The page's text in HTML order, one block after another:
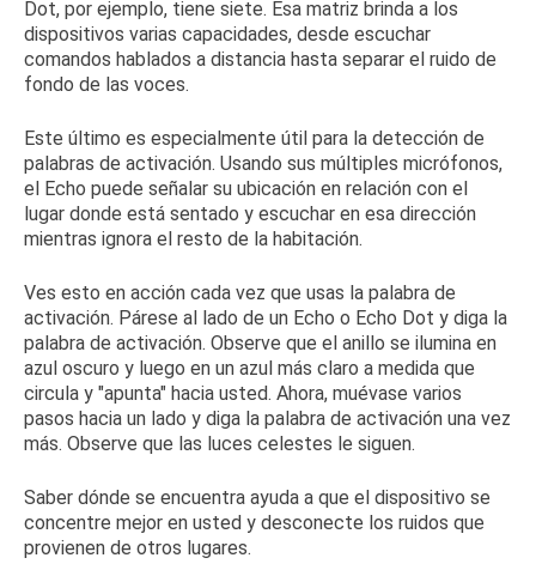
Dot, por ejemplo, tiene siete. Esa matriz brinda a los
dispositivos varias capacidades, desde escuchar
comandos hablados a distancia hasta separar el ruido de
fondo de las voces.
Este último es especialmente útil para la detección de
palabras de activación. Usando sus múltiples micrófonos,
el Echo puede señalar su ubicación en relación con el
lugar donde está sentado y escuchar en esa dirección
mientras ignora el resto de la habitación.
Ves esto en acción cada vez que usas la palabra de
activación. Párese al lado de un Echo o Echo Dot y diga la
palabra de activación. Observe que el anillo se ilumina en
azul oscuro y luego en un azul más claro a medida que
circula y "apunta" hacia usted. Ahora, muévase varios
pasos hacia un lado y diga la palabra de activación una vez
más. Observe que las luces celestes le siguen.
Saber dónde se encuentra ayuda a que el dispositivo se
concentre mejor en usted y desconecte los ruidos que
provienen de otros lugares.